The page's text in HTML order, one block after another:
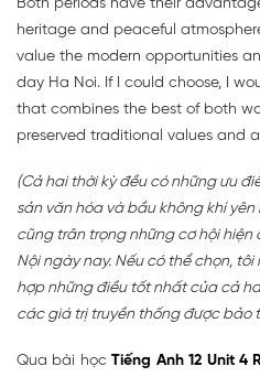
Both periods have their
heritage and peaceful
value the modern opportunities
day Ha Noi. If I could choose, I
that combines the best of both
preserved traditional values and
(Cả hai thời kỳ đều có những ưu
sản văn hóa và bầu không khí
cũng trân trọng những cơ hội
Nội ngày nay. Nếu có thể chọn,
hợp những điều tốt nhất của cả
các giá trị truyền thống được bảo
Qua bài họcTiếng Anh 12 Unit 4